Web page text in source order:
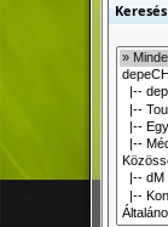
Keresés